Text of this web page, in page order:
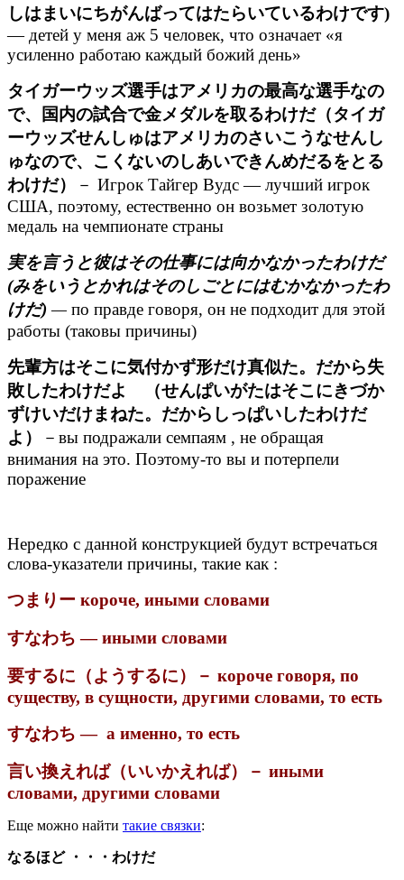
しはまいにちがんばってはたらいているわけです)
— детей у меня аж 5 человек, что означает «я
усиленно работаю каждый божий день»
タイガーウッズ選手はアメリカの最高な選手なの
で、国内の試合で金メダルを取るわけだ（タイガ
ーウッズせんしゅはアメリカのさいこうなせんし
ゅなので、こくないのしあいできんめだるをとる
わけだ）
－ Игрок Тайгер Вудс — лучший игрок
США, поэтому, естественно он возьмет золотую
медаль на чемпионате страны
実を言うと彼はその仕事には向かなかったわけだ
(みをいうとかれはそのしごとにはむかなかったわ
けだ) — по правде говоря, он не подходит для этой
работы (таковы причины)
先輩方はそこに気付かず形だけ真似た。だから失
敗したわけだよ （せんぱいがたはそこにきづか
ずけいだけまねた。だからしっぱいしたわけだ
よ）
－вы подражали семпаям , не обращая
внимания на это. Поэтому-то вы и потерпели
поражение
Нередко с данной конструкцией будут встречаться
слова-указатели причины, такие как :
つまりー короче, иными словами
すなわち — иными словами
要するに（ようするに）－ короче говоря, по
существу, в сущности, другими словами, то есть
すなわち — а именно, то есть
言い換えれば（いいかえれば）－ иными
словами, другими словами
Еще можно найти такие связки:
なるほど ・・・わけだ